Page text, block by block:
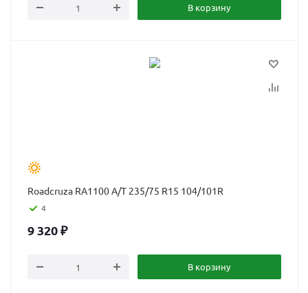
В корзину
Roadcruza RA1100 A/T 235/75 R15 104/101R
4
9 320₽
В корзину